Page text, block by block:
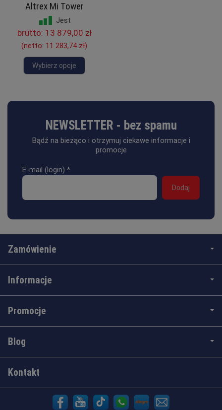
Altrex Mi Tower
Jest
brutto: 13 879,00 zł
(netto: 11 283,74 zł)
Wybierz opcje
NEWSLETTER - bez spamu
Bądź na bieżąco i otrzymuj ciekawe informacje i
promocje
E-mail (login) *
Zamówienie
Informacje
Promocje
Blog
Kontakt